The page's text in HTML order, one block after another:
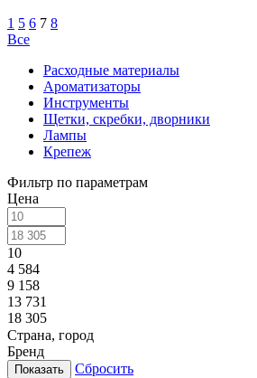
1 5 6 7 8
Все
Расходные материалы
Ароматизаторы
Инструменты
Щетки, скребки, дворники
Лампы
Крепеж
Фильтр по параметрам
Цена
10
4 584
9 158
13 731
18 305
Страна, город
Бренд
Сбросить